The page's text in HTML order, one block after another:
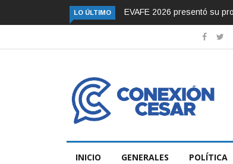
LO ÚLTIMO Murió el presentador
INICIO GENERALES POLÍTICA